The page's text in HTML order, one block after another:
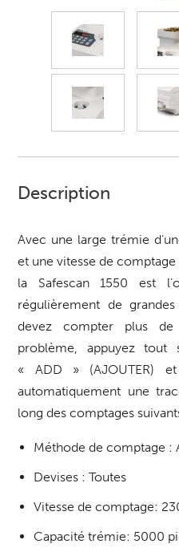
Description
Avec une large trémie
et une vitesse de
la Safescan 1550 est
régulièrement de
devez compter plus
problème, appuyez tout
« ADD » (AJOUTER)
automatiquement une
long des comptages
Méthode de comptage :
Devises : Toutes
Vitesse de comptage:
Capacité trémie: 5000